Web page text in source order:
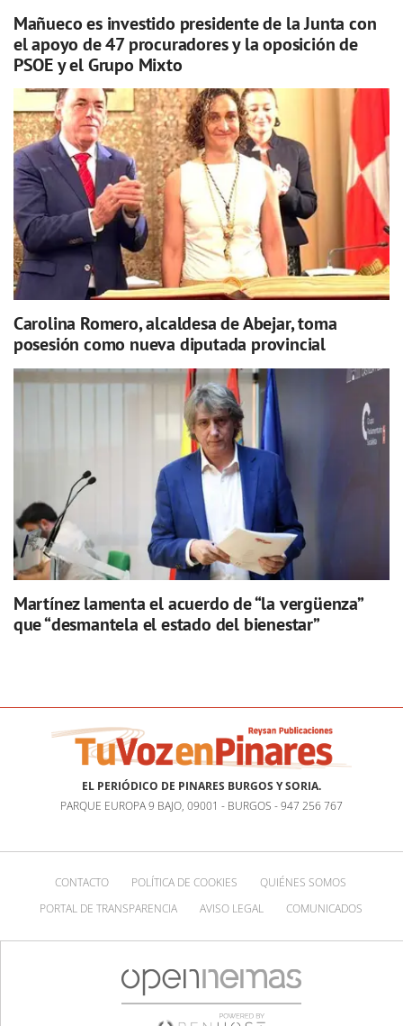
Mañueco es investido presidente de la Junta con
el apoyo de 47 procuradores y la oposición de
PSOE y el Grupo Mixto
Carolina Romero, alcaldesa de Abejar, toma
posesión como nueva diputada provincial
Martínez lamenta el acuerdo de “la vergüenza”
que “desmantela el estado del bienestar”
EL PERIÓDICO DE PINARES BURGOS Y SORIA.
PARQUE EUROPA 9 BAJO, 09001 - BURGOS - 947 256 767
CONTACTO POLÍTICA DE COOKIES
QUIÉNES SOMOS
PORTAL DE TRANSPARENCIA
AVISO LEGAL COMUNICADOS